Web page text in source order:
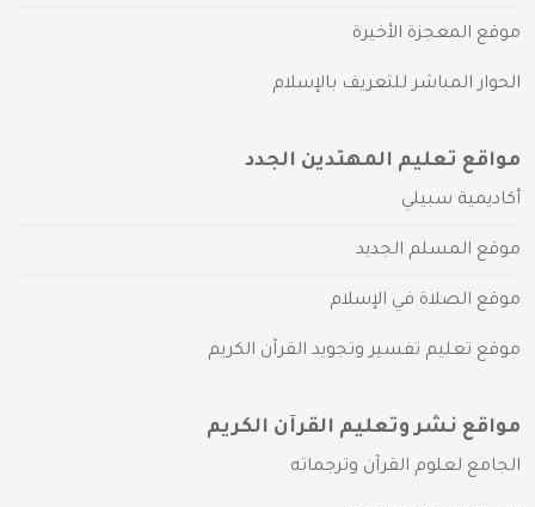
موقع المعجزة الأخيرة
الحوار المباشر للتعريف بالإسلام
مواقع تعليم المهتدين الجدد
أكاديمية سبيلي
موقع المسلم الجديد
موقع الصلاة في الإسلام
موقع تعليم تفسير وتجويد القرآن الكريم
مواقع نشر وتعليم القرآن الكريم
الجامع لعلوم القرآن وترجماته